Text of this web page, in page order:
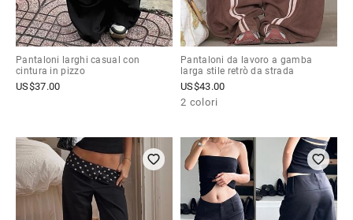
Pantaloni larghi casual con
cintura in pizzo
US$37.00
Pantaloni da lavoro a gamba
larga stile retrò da strada
US$43.00
2 colori